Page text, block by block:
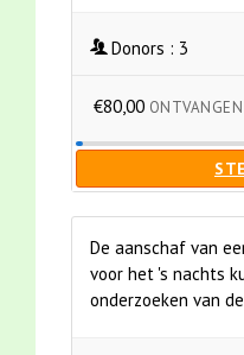
Donors : 3
€80,00 ONTVANGEN
De aanschaf van
voor het 's nachts
onderzoeken van